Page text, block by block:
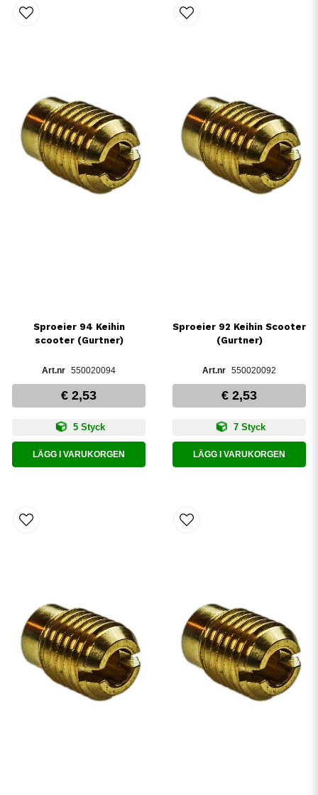
Sproeier 94 Keihin
scooter (Gurtner)
550020094
€ 2,53
5 Styck
LÄGG I VARUKORGEN
Sproeier 92 Keihin Scooter
(Gurtner)
550020092
€ 2,53
7 Styck
LÄGG I VARUKORGEN